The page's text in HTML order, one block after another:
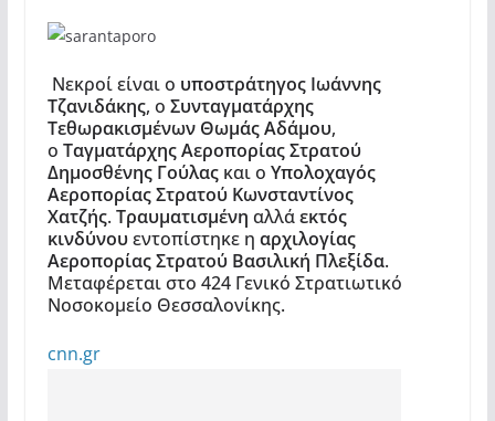
Νεκροί είναι ο υποστράτηγος Ιωάννης
Τζανιδάκης, ο Συνταγματάρχης
Τεθωρακισμένων Θωμάς Αδάμου,
ο Ταγματάρχης Αεροπορίας Στρατού
Δημοσθένης Γούλαςκαι ο Υπολοχαγός
Αεροπορίας Στρατού Κωνσταντίνος
Χατζής. Τραυματισμένη αλλάεκτός
κινδύνουεντοπίστηκε η αρχιλογίας
Αεροπορίας Στρατού Βασιλική Πλεξίδα.
Μεταφέρεται στο 424 Γενικό Στρατιωτικό
Νοσοκομείο Θεσσαλονίκης.
cnn.gr